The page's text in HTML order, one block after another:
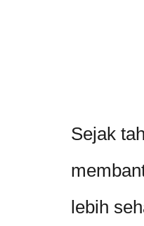
Sejak
lebih